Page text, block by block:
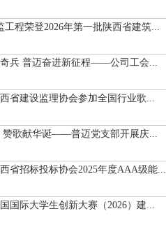
工程荣登2026年第一批陕西省建筑...
奇兵 普迈奋进新征程——公司工会...
省建设监理协会参加全国行业歌...
赞歌献华诞——普迈党支部开展庆...
省招标投标协会2025年度AAA级能...
国际大学生创新大赛（2026）建...